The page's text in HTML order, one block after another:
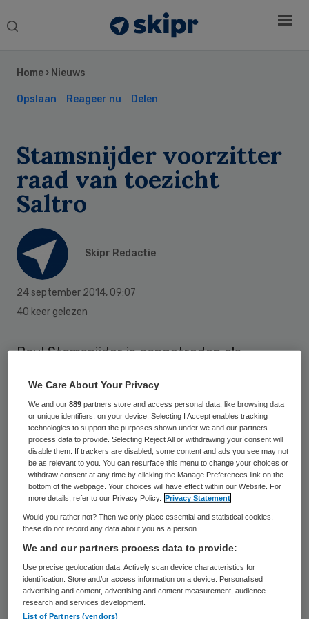
Search
Home › Nieuws
Opslaan Reageer nu Delen
Stamsnijder voorzitter
raad van toezicht
Saltro
Skipr Redactie
24 september 2014, 09:07
40 keer gelezen
Paul Stamsnijder is aangetreden als
diagnostisch centrum voor huisartsen
Saltro. Hij volgt Cees Haasnoot op, die zijn
maximale termijn heeft bereikt. Stamsnijder
is sinds 2010 lid van de raad van toezicht
van Saltro.
Paul Stamsnijder is oprichter en partner van
De Reputatiegroep, een strategisch
adviesbureau voor de zorg. Hij was
toezichthouder bij onder meer het Liliane
Fonds en de Stichting Haagse
Gezondheidscentra (SHG). Ook stond hij aan
Sidebar
We Care About Your Privacy
We and our889 partners store and access personal data, like browsing data
or unique identifiers, on your device. Selecting I Accept enables tracking
technologies to support the purposes shown under we and our partners
process data to provide. Selecting Reject All or withdrawing your consent will
disable them. If trackers are disabled, some content and ads you see may not
be as relevant to you. You can resurface this menu to change your choices or
withdraw consent at any time by clicking the Manage Preferences link on the
bottom of the webpage. Your choices will have effect within our Website. For
more details, refer to our Privacy Policy.
Privacy Statement
Would you rather not? Then we only place essential and statistical cookies,
these do not record any data about you as a person
We and our partners process data to provide:
Use precise geolocation data. Actively scan device characteristics for
identification. Store and/or access information on a device. Personalised
advertising and content, advertising and content measurement, audience
research and services development.
List of Partners (vendors)